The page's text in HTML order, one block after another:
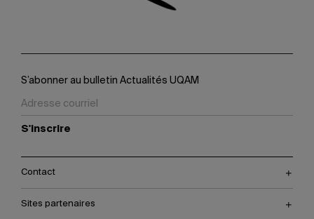
S’abonner au bulletin Actualités UQAM
S'inscrire
Contact
Sites partenaires